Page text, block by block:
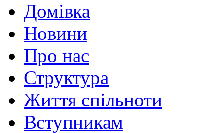
Домівка
Новини
Про нас
Структура
Життя спільноти
Вступникам